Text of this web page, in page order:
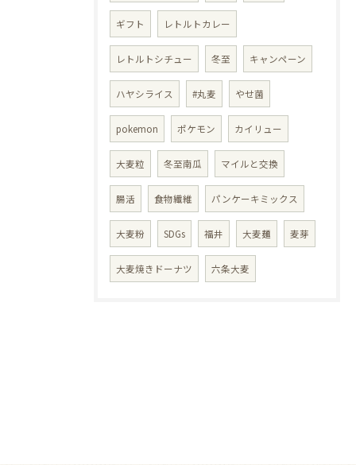
ギフト レトルトカレー
レトルトシチュー 冬至 キャンペーン
ハヤシライス #丸麦 やせ菌
pokemon ポケモン カイリュー
大麦粒 冬至南瓜 マイルと交換
腸活 食物繊維 パンケーキミックス
大麦粉 SDGs 福井 大麦麺 麦芽
大麦焼きドーナツ 六条大麦